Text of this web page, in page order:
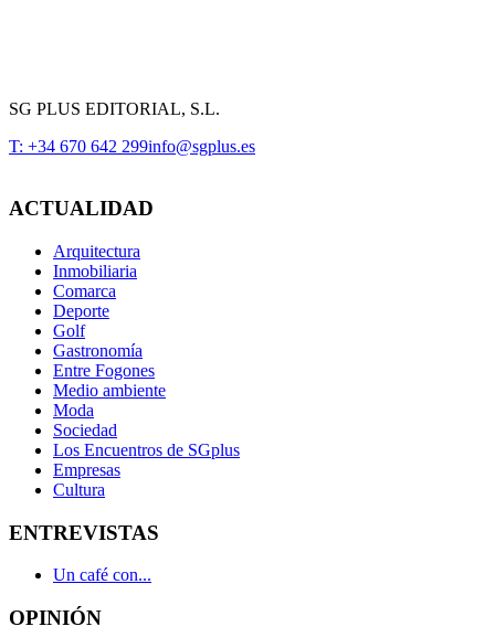
SG PLUS EDITORIAL, S.L.
T: +34 670 642 299info@sgplus.es
ACTUALIDAD
Arquitectura
Inmobiliaria
Comarca
Deporte
Golf
Gastronomía
Entre Fogones
Medio ambiente
Moda
Sociedad
Los Encuentros de SGplus
Empresas
Cultura
ENTREVISTAS
Un café con...
OPINIÓN